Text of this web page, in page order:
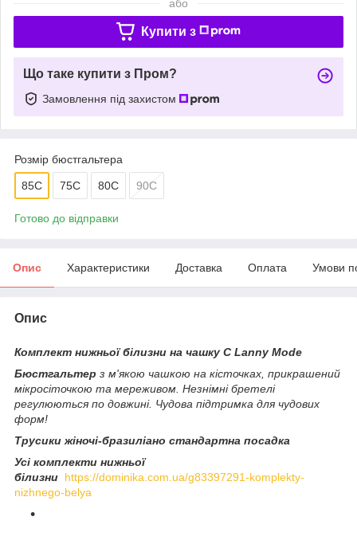
або
Купити з
Що таке купити з Пром?
Замовлення під захистом
Розмір бюстгальтера
85C 75C 80C 90C
Готово до відправки
Опис Характеристики Доставка Оплата Умови
Опис
Комплект нижньої білизни на чашку С Lanny Mode
Бюстгальтер з м'якою чашкою на кісточках, прикрашений
мікросіточкою та мереживом. Незнімні бретелі
регулюються по довжині. Чудова підтримка для чудових
форм!
Трусики жіночі-бразиліано стандартна посадка
Усі комплекти нижньої
білизни https://dominika.com.ua/g83397291-komplekty-
nizhnego-belya